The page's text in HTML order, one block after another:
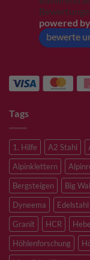
powered by
bewerte
Tags
1. Hilfe A2 Stahl
Alpinklettern
Bergsteigen
Big
Dyneema
Edelstahl
Granit
HCR
Höhlenforschung